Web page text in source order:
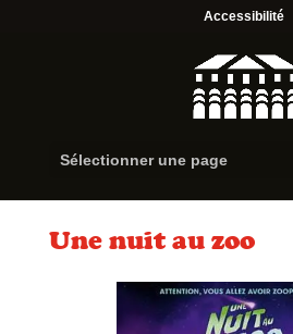
Accessibilité
Sélectionner une page
Une nuit au zoo